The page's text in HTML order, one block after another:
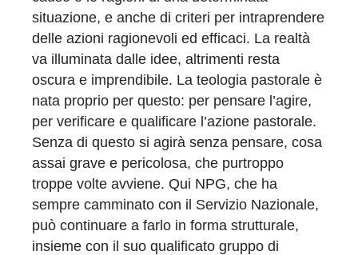
situazione, e anche di criteri per intraprendere
delle azioni ragionevoli ed efficaci. La realtà
va illuminata dalle idee, altrimenti resta
oscura e imprendibile. La teologia pastorale è
nata proprio per questo: per pensare l’agire,
per verificare e qualificare l’azione pastorale.
Senza di questo si agirà senza pensare, cosa
assai grave e pericolosa, che purtroppo
troppe volte avviene. Qui NPG, che ha
sempre camminato con il Servizio Nazionale,
può continuare a farlo in forma strutturale,
insieme con il suo qualificato gruppo di